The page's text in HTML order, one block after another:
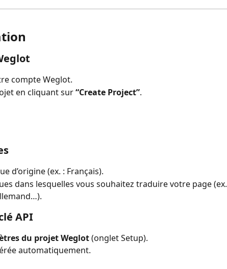
compte Weglot.
en cliquant sur “Create Project”.
d’origine (ex. : Français).
dans lesquelles vous souhaitez traduire votre page (ex.
API
du projet Weglot (onglet Setup).
automatiquement.